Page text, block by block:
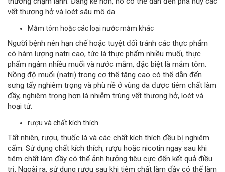
vết thương hở và loét sâu mô da.
Mắm tôm hoặc các loại nước mắm khác
Người bệnh nên hạn chế hoặc tuyệt đối tránh các thực phẩm
có hàm lượng natri cao, tức là thực phẩm nhiều muối, thực
phẩm ngâm nhiều muối và nước mắm, đặc biệt là mắm tôm.
Nồng độ muối (natri) trong cơ thể tăng cao có thể dẫn đến
sưng tấy nghiêm trọng và phù nề ở vùng da được tiêm chất làm
đầy, nghiêm trọng hơn là nhiễm trùng vết thương hở, loét và
hoại tử.
rượu và chất kích thích
Tất nhiên, rượu, thuốc lá và các chất kích thích đều bị nghiêm
cấm. Sử dụng chất kích thích, rượu hoặc nicotin ngay sau khi
tiêm chất làm đầy có thể ảnh hưởng tiêu cực đến kết quả điều
trị. Ngoài ra, sử dụng rượu sau khi tiêm chất làm đầy có thể làm